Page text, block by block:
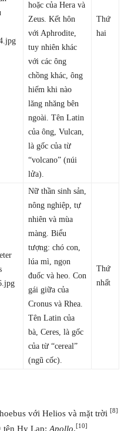
hoặc của Hera và
Zeus. Kết hôn
với Aphrodite,
tuy nhiên khác
với các ông
chồng khác, ông
hiếm khi nào
lăng nhăng bên
ngoài. Tên Latin
của ông, Vulcan,
là gốc của từ
“volcano” (núi
lửa).
Thứ
hai
Nữ thần sinh sản,
nông nghiệp, tự
nhiên và mùa
màng. Biểu
tượng: chó con,
lúa mì, ngọn
đuốc và heo. Con
gái giữa của
Cronus và Rhea.
Tên Latin của
bà, Ceres, là gốc
của từ “cereal”
(ngũ cốc).
Thứ
nhất
với Helios và mặt trời [8]
tên Hy Lạp: Apollo.[10]